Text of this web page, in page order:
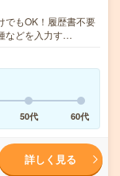
もOK！履歴書不要
などを入力す…
50代 60代
詳しく見る